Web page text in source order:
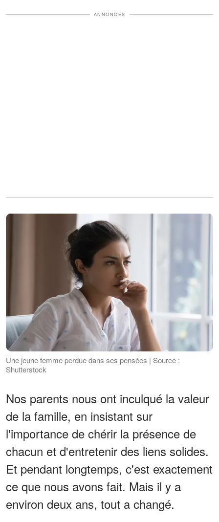
ANNONCES
Une jeune femme perdue dans ses pensées | Source :
Shutterstock
Nos parents nous ont inculqué la valeur
de la famille, en insistant sur
l'importance de chérir la présence de
chacun et d'entretenir des liens solides.
Et pendant longtemps, c'est exactement
ce que nous avons fait. Mais il y a
environ deux ans, tout a changé.